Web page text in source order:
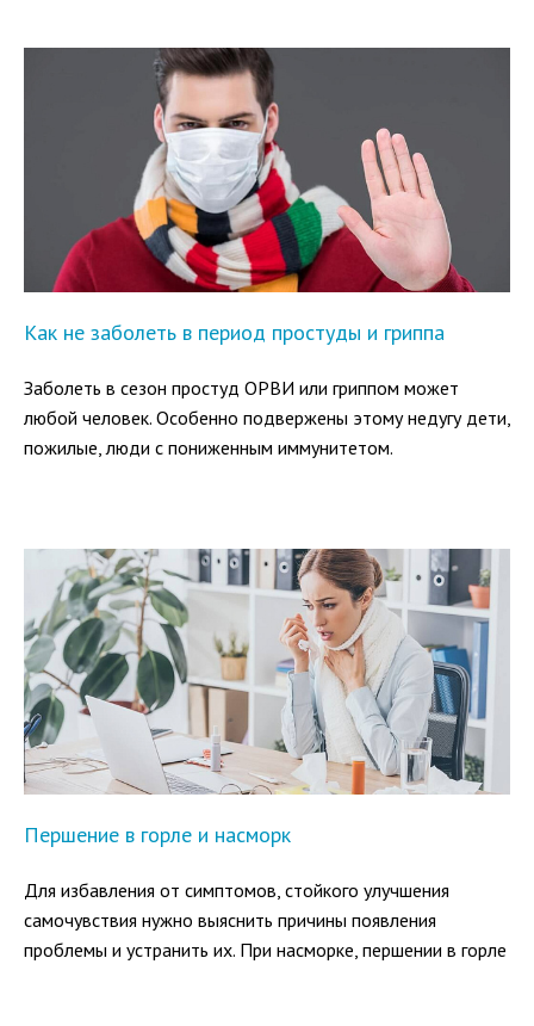
Как не заболеть в период простуды и гриппа
Заболеть в сезон простуд ОРВИ или гриппом может
любой человек. Особенно подвержены этому недугу дети,
пожилые, люди с пониженным иммунитетом.
Першение в горле и насморк
Для избавления от симптомов, стойкого улучшения
самочувствия нужно выяснить причины появления
проблемы и устранить их. При насморке, першении в горле